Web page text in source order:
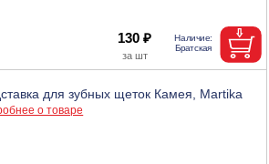
130 ₽
для зубных щеток Камея, Martika
о товаре